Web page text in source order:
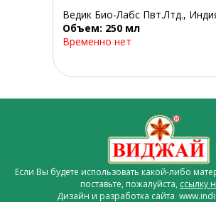
Ведик Био-Лабс Пвт.Лтд.,
Объем: 250 мл
Временно нет
Если Вы будете использовать какой-либо
поставьте, пожалуйста, ссылку
Дизайн и разработка сайта